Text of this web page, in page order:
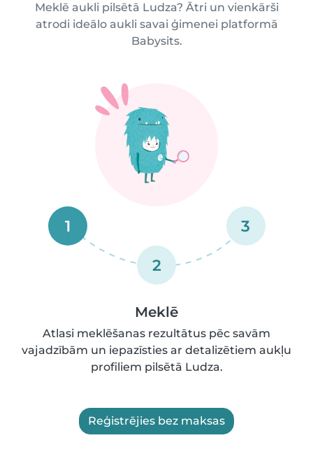
Meklē aukli pilsētā Ludza? Ātri un vienkārši
atrodi ideālo aukli savai ģimenei platformā
Babysits.
1
2
3
Meklē
Atlasi meklēšanas rezultātus pēc savām
vajadzībām un iepazīsties ar detalizētiem aukļu
profiliem pilsētā Ludza.
Reģistrējies bez maksas